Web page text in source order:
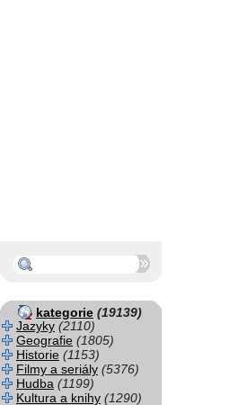
kategorie (19139)
Jazyky (2110)
Geografie (1805)
Historie (1153)
Filmy a seriály (5376)
Hudba (1199)
Kultura a knihy (1290)